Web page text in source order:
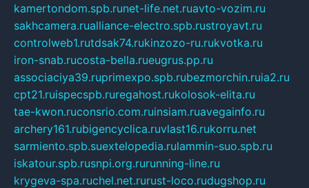
kamertondom.spb.runet-life.net.ruavto-vozim.ru
sakhcamera.rualliance-electro.spb.rustroyavt.ru
controlweb1.rutdsak74.rukinzozo-ru.rukvotka.ru
iron-snab.rucosta-bella.rueugrus.pp.ru
associaciya39.ruprimexpo.spb.rubezmorchin.ruia2.ru
cpt21.ruispecspb.ruregahost.rukolosok-elita.ru
tae-kwon.ruconsrio.com.ruinsiam.ruavegainfo.ru
archery161.rubigencyclica.ruvlast16.rukorru.net
sarmiento.spb.suextelopedia.rulammin-suo.spb.ru
iskatour.spb.rusnpi.org.rurunning-line.ru
krygeva-spa.ruchel.net.rurust-loco.rudugshop.ru